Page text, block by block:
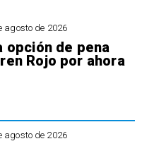
agosto de 2026
opción de pena
Rojo por ahora
agosto de 2026